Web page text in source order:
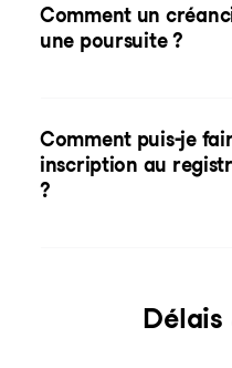
Comment un
une poursuite ?
Comment puis-je
inscription au
?